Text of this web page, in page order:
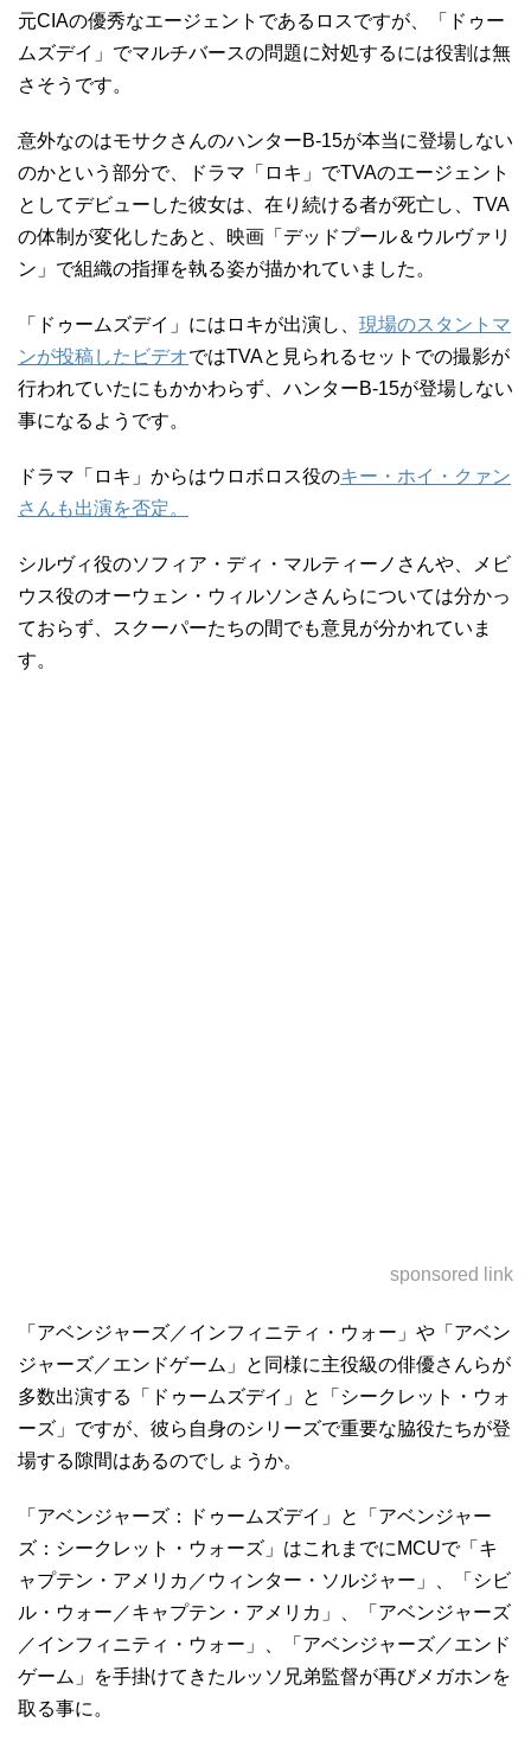
元CIAの優秀なエージェントであるロスですが、「ドゥー
ムズデイ」でマルチバースの問題に対処するには役割は無
さそうです。
意外なのはモサクさんのハンターB-15が本当に登場しない
のかという部分で、ドラマ「ロキ」でTVAのエージェント
としてデビューした彼女は、在り続ける者が死亡し、TVA
の体制が変化したあと、映画「デッドプール＆ウルヴァリ
ン」で組織の指揮を執る姿が描かれていました。
「ドゥームズデイ」にはロキが出演し、 現場のスタントマ
ンが投稿したビデオではTVAと見られるセットでの撮影が
行われていたにもかかわらず、ハンターB-15が登場しない
事になるようです。
ドラマ「ロキ」からはウロボロス役のキー・ホイ・クァン
さんも出演を否定。
シルヴィ役のソフィア・ディ・マルティーノさんや、メビ
ウス役のオーウェン・ウィルソンさんらについては分かっ
ておらず、スクーパーたちの間でも意見が分かれていま
す。
sponsored link
「アベンジャーズ／インフィニティ・ウォー」や「アベン
ジャーズ／エンドゲーム」と同様に主役級の俳優さんらが
多数出演する「ドゥームズデイ」と「シークレット・ウォ
ーズ」ですが、彼ら自身のシリーズで重要な脇役たちが登
場する隙間はあるのでしょうか。
「アベンジャーズ：ドゥームズデイ」と「アベンジャー
ズ：シークレット・ウォーズ」はこれまでにMCUで「キ
ャプテン・アメリカ／ウィンター・ソルジャー」、「シビ
ル・ウォー／キャプテン・アメリカ」、「アベンジャーズ
／インフィニティ・ウォー」、「アベンジャーズ／エンド
ゲーム」を手掛けてきたルッソ兄弟監督が再びメガホンを
取る事に。